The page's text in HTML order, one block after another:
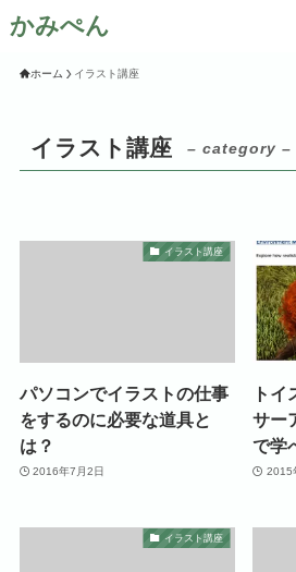
かみぺん
ホーム イラスト講座
イラスト講座 – category –
イラスト講座
パソコンでイラストの仕事
をするのに必要な道具と
は？
2016年7月2日
ト
サー
で学
2015
イラスト講座